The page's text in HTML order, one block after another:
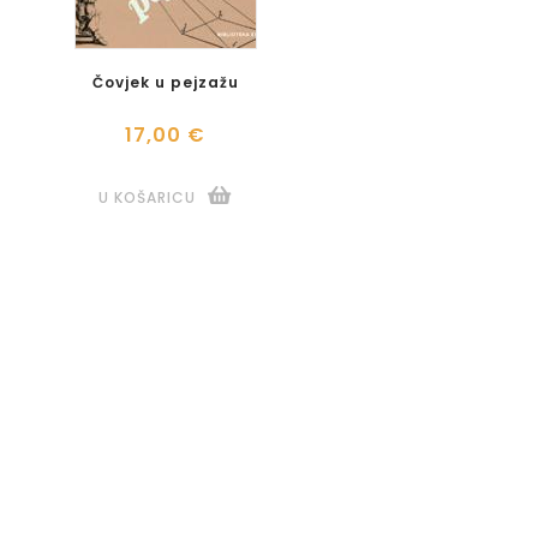
Čovjek u pejzažu
17,00 €
U KOŠARICU